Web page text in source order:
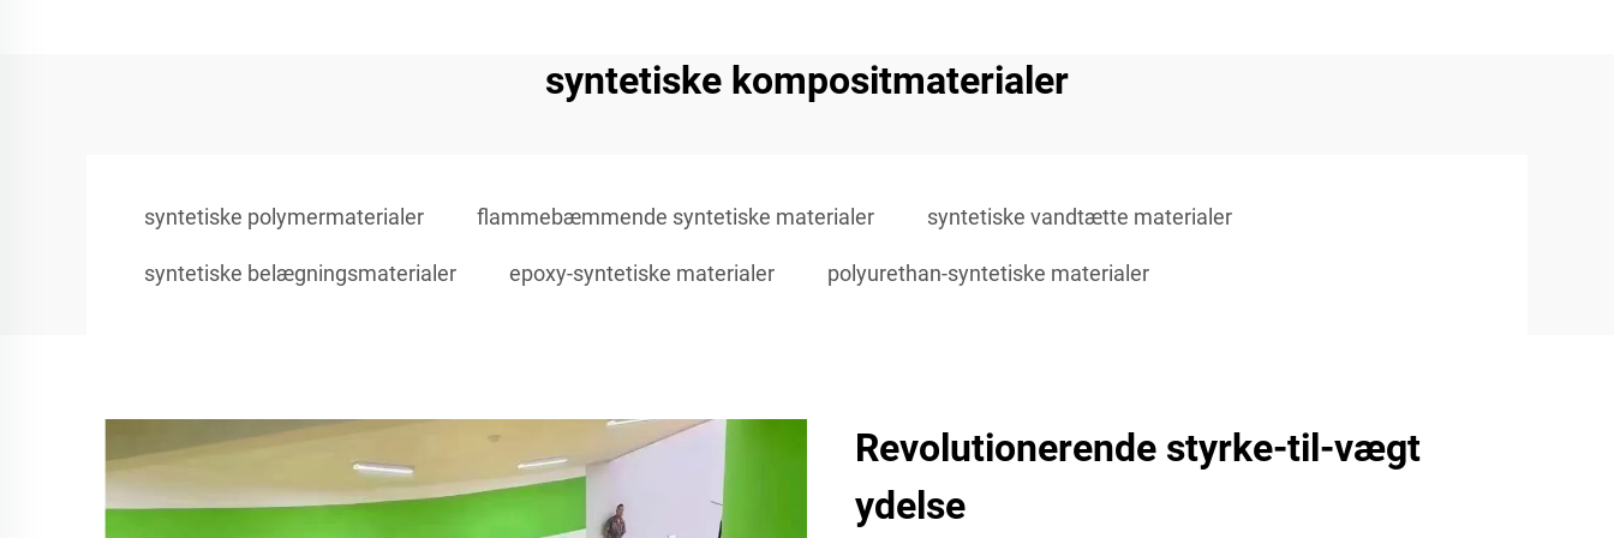
syntetiske kompositmaterialer
syntetiske polymermaterialer flammebæmmende syntetiske materialer syntetiske vandtætte materialer
syntetiske belægningsmaterialer epoxy-syntetiske materialer polyurethan-syntetiske materialer
Revolutionerende styrke-til-vægt
ydelse